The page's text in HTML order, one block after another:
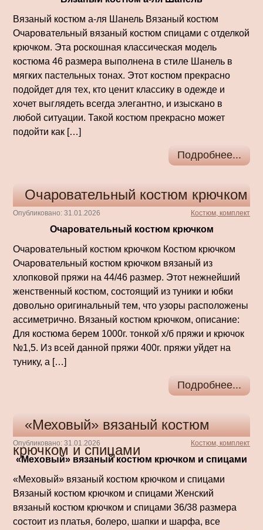
Вязаный костюм а-ля Шанель Вязаный костюм
Очаровательный вязаный костюм спицами с отделкой
крючком. Эта роскошная классическая модель
костюма 46 размера выполнена в стиле Шанель в
мягких пастельных тонах. Этот костюм прекрасно
подойдет для тех, кто ценит классику в одежде и
хочет выглядеть всегда элегантно, и изыскано в
любой ситуации. Такой костюм прекрасно может
подойти как […]
Подробнее...
Очаровательный костюм крючком
Опубликовано: 31.01.2026 Костюм, комплект
Очаровательный костюм крючком
Очаровательный костюм крючком Костюм крючком
Очаровательный костюм крючком вязаный из
хлопковой пряжи на 44/46 размер. Этот нежнейший
женственный костюм, состоящий из туники и юбки
довольно оригинальный тем, что узоры расположены
ассиметрично. Вязаный костюм крючком, описание:
Для костюма берем 1000г. тонкой х/б пряжи и крючок
№1,5. Из всей данной пряжи 400г. пряжи уйдет на
тунику, а […]
Подробнее...
«Меховый» вязаный костюм
крючком и спицами
Опубликовано: 31.01.2026 Костюм, комплект
«Меховый» вязаный костюм крючком и спицами
«Меховый» вязаный костюм крючком и спицами
Вязаный костюм крючком и спицами Женский
вязаный костюм крючком и спицами 36/38 размера
состоит из платья, болеро, шапки и шарфа, все